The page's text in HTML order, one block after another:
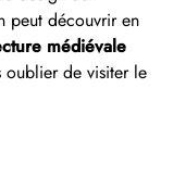
peut découvrir en
médiévale
oublier de visiter le